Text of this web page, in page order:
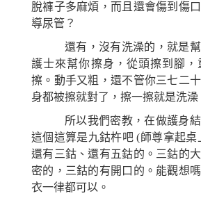
脫褲子多麻煩，而且還會傷到傷
導尿管？
還有，沒有洗澡的，就是
護士來幫你擦身，從頭擦到腳
擦。動手又粗，還不管你三七二
身都被擦就對了，擦一擦就是洗澡
所以我們密教，在做護身
這個這算是九鈷杵吧 (師尊拿起桌
還有三鈷、還有五鈷的。三鈷的
密的，三鈷的有開口的。能觀想
衣一律都可以。